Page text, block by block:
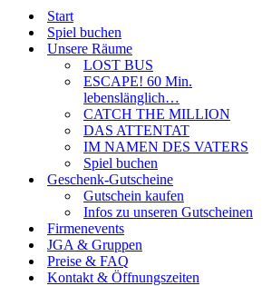
Start
Spiel buchen
Unsere Räume
LOST BUS
ESCAPE! 60 Min.
lebenslänglich…
CATCH THE MILLION
DAS ATTENTAT
IM NAMEN DES VATERS
Spiel buchen
Geschenk-Gutscheine
Gutschein kaufen
Infos zu unseren Gutscheinen
Firmenevents
JGA & Gruppen
Preise & FAQ
Kontakt & Öffnungszeiten